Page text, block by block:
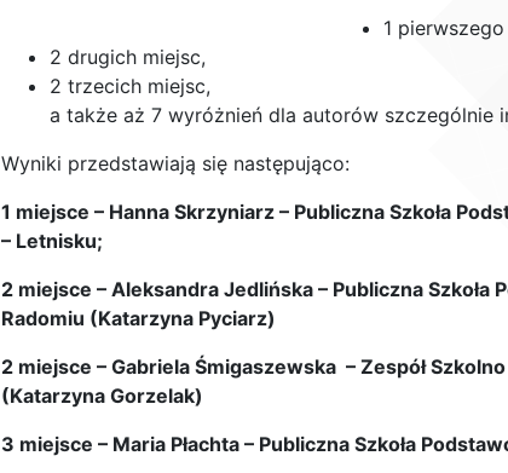
1
2 drugich miejsc,
2 trzecich miejsc,
a także aż 7 wyróżnień dla autorów szczególnie
Wyniki przedstawiają się następująco:
1 miejsce – Hanna Skrzyniarz – Publiczna Szkoła
– Letnisku;
2 miejsce – Aleksandra Jedlińska – Publiczna
Radomiu (Katarzyna Pyciarz)
2 miejsce – Gabriela Śmigaszewska – Zespół
(Katarzyna Gorzelak)
3 miejsce – Maria Płachta – Publiczna Szkoła